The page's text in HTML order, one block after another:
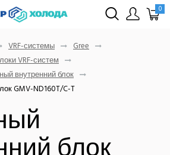
0
VRF-системы
Gree
VRF-систем
внутренний блок
GMV-ND160T/C-T